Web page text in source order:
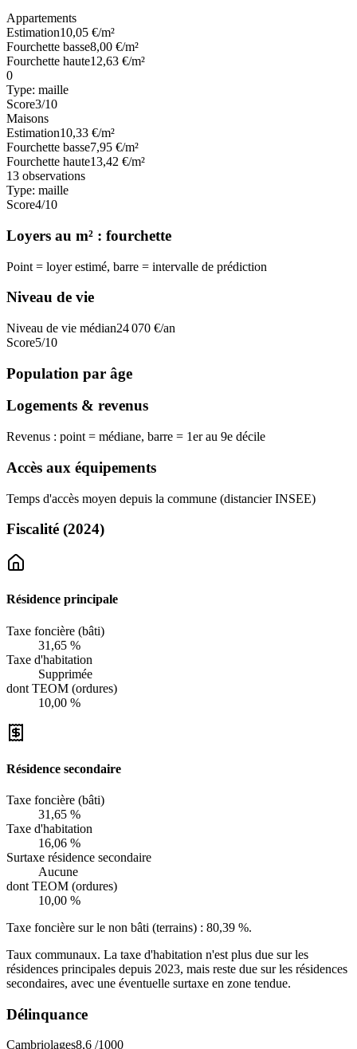
Appartements
Estimation10,05 €/m²
Fourchette basse8,00 €/m²
Fourchette haute12,63 €/m²
0
Type: maille
Score3/10
Maisons
Estimation10,33 €/m²
Fourchette basse7,95 €/m²
Fourchette haute13,42 €/m²
13 observations
Type: maille
Score4/10
Loyers au m² : fourchette
Point = loyer estimé, barre = intervalle de prédiction
Niveau de vie
Niveau de vie médian24 070 €/an
Score5/10
Population par âge
Logements & revenus
Revenus : point = médiane, barre = 1er au 9e décile
Accès aux équipements
Temps d'accès moyen depuis la commune (distancier INSEE)
Fiscalité (2024)
Résidence principale
Taxe foncière (bâti)
31,65 %
Taxe d'habitation
Supprimée
dont TEOM (ordures)
10,00 %
Résidence secondaire
Taxe foncière (bâti)
31,65 %
Taxe d'habitation
16,06 %
Surtaxe résidence secondaire
Aucune
dont TEOM (ordures)
10,00 %
Taxe foncière sur le non bâti (terrains) : 80,39 %.
Taux communaux. La taxe d'habitation n'est plus due sur les
résidences principales depuis 2023, mais reste due sur les résidences
secondaires, avec une éventuelle surtaxe en zone tendue.
Délinquance
Cambriolages8,6 /1000